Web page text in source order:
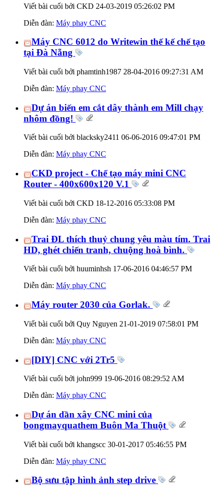
Viết bài cuối bởi CKD 24-03-2019 05:26:02 PM
Diễn đàn: Máy phay CNC
Máy CNC 6012 do Writewin thế kế chế tạo
tại Đà Nẵng
Viết bài cuối bởi phamtinh1987 28-04-2016 09:27:31 AM
Diễn đàn: Máy phay CNC
Dự án biến em cắt dây thành em Mill chạy
nhôm đồng!
Viết bài cuối bởi blacksky2411 06-06-2016 09:47:01 PM
Diễn đàn: Máy phay CNC
CKD project - Chế tạo máy mini CNC
Router - 400x600x120 V.1
Viết bài cuối bởi CKD 18-12-2016 05:33:08 PM
Diễn đàn: Máy phay CNC
Trai ĐL thích thuỷ chung yêu màu tím. Trai
HD, ghét chiến tranh, chuộng hoà bình.
Viết bài cuối bởi huuminhsh 17-06-2016 04:46:57 PM
Diễn đàn: Máy phay CNC
Máy router 2030 của Gorlak.
Viết bài cuối bởi Quy Nguyen 21-01-2019 07:58:01 PM
Diễn đàn: Máy phay CNC
[DIY] CNC với 2Tr5
Viết bài cuối bởi john999 19-06-2016 08:29:52 AM
Diễn đàn: Máy phay CNC
Dự án dần xây CNC mini của
bongmayquathem Buôn Ma Thuột
Viết bài cuối bởi khangscc 30-01-2017 05:46:55 PM
Diễn đàn: Máy phay CNC
Bộ sưu tập hình ảnh step drive